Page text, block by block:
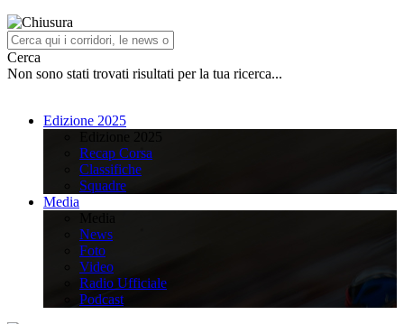
Cerca
Non sono stati trovati risultati per la tua ricerca...
Edizione 2025
Recap Corsa
Classifiche
Squadre
Media
News
Foto
Video
Radio Ufficiale
Podcast